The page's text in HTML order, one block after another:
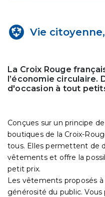
Vie
La Croix Rouge
l’économie circulaire.
d'occasion à tout
Conçues sur un principe
boutiques de la Croix-
tous. Elles permettent de
vêtements et offre la
petit prix.
Les vêtements proposés
générosité du public.